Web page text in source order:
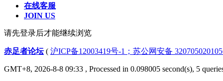
在线客服
JOIN US
请先登录后才能继续浏览
赤足者论坛( 沪ICP备12003419号-1；苏公网安备
GMT+8, 2026-8-8 09:33 , Processed in 0.098005 second(s), 5